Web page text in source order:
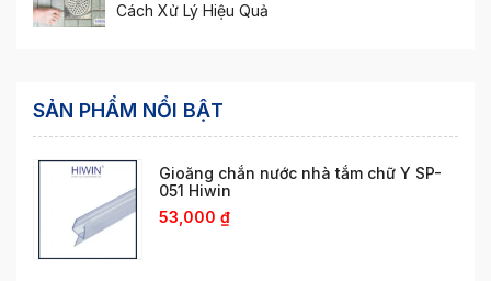
Cách Xử Lý Hiệu Quả
SẢN PHẨM NỔI BẬT
Gioăng chắn nước nhà tắm chữ Y SP-
051 Hiwin
53,000 ₫